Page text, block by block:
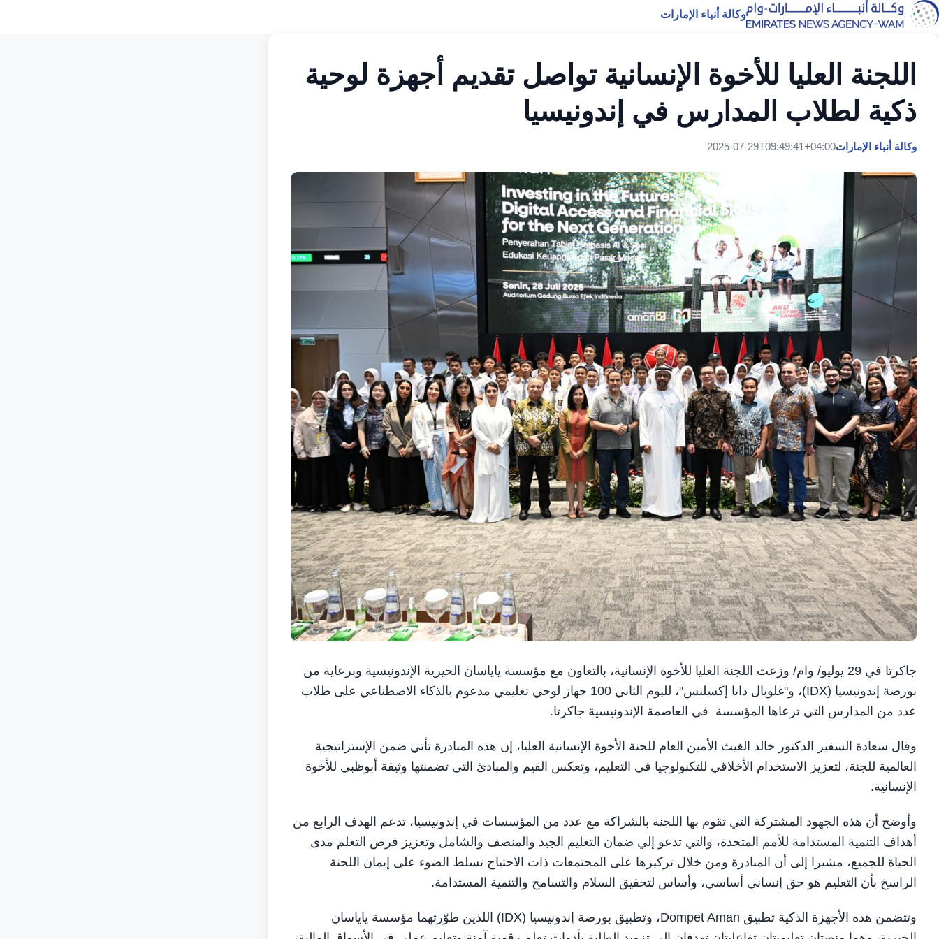
وكالة أنباء الإمارات
اللجنة العليا للأخوة الإنسانية تواصل تقديم أجهزة لوحية
ذكية لطلاب المدارس في إندونيسيا
وكالة أنباء الإمارات2025-07-29T09:49:41+04:00
جاكرتا في 29 يوليو/ وام/ وزعت اللجنة العليا للأخوة الإنسانية، بالتعاون مع مؤسسة ياياسان الخيرية الإندونيسية وبرعاية من
بورصة إندونيسيا (IDX)، و"غلوبال داتا إكسلنس"،
لليوم الثاني 100 جهاز لوحي تعليمي مدعوم بالذكاء الاصطناعي على طلاب
عدد من المدارس التي ترعاها المؤسسة في العاصمة الإندونيسية جاكرتا.
وقال سعادة السفير الدكتور خالد الغيث الأمين العام للجنة الأخوة الإنسانية العليا، إن هذه المبادرة تأتي ضمن الإستراتيجية
العالمية للجنة، لتعزيز الاستخدام الأخلاقي للتكنولوجيا في التعليم، وتعكس القيم والمبادئ التي تضمنتها وثيقة أبوظبي للأخوة
الإنسانية.
وأوضح أن هذه الجهود المشتركة التي تقوم بها اللجنة بالشراكة مع عدد من المؤسسات في إندونيسيا، تدعم الهدف الرابع من
أهداف التنمية المستدامة للأمم المتحدة، والتي تدعو إلي ضمان التعليم الجيد والمنصف والشامل وتعزيز فرص التعلم مدى
الحياة للجميع، مشيرا إلى أن المبادرة ومن خلال تركيزها على المجتمعات ذات الاحتياج تسلط الضوء على إيمان اللجنة
الراسخ بأن التعليم هو حق إنساني أساسي، وأساس لتحقيق السلام والتسامح والتنمية المستدامة.
وتتضمن هذه الأجهزة الذكية تطبيق Dompet Aman، وتطبيق بورصة إندونيسيا (IDX) اللذين طوّرتهما مؤسسة ياياسان